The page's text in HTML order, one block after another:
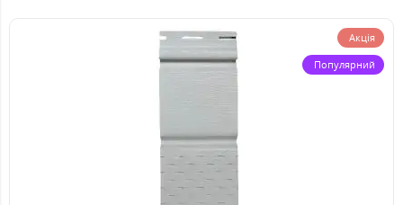
Акція
Популярний